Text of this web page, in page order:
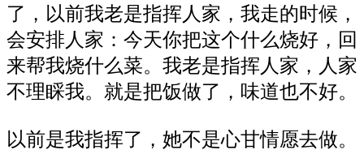
了，以前我老是指挥人家，我走的时候，
会安排人家：今天你把这个什么烧好，回
来帮我烧什么菜。我老是指挥人家，人家
不理睬我。就是把饭做了，味道也不好。
以前是我指挥了，她不是心甘情愿去做。